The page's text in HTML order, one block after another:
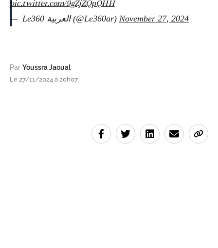
pic.twitter.com/9gZjZQpQHH
— ‎ Le360 العربية (@Le360ar) November 27, 2024
Par Youssra Jaoual
Le 27/11/2024 à 20h07